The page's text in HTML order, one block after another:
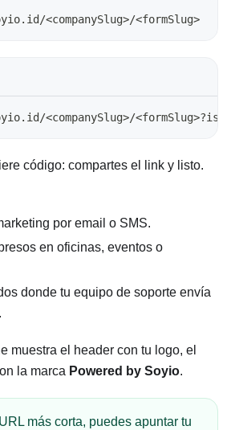
<companySlug>/<formSlug>
<companySlug>/
código: compartes el link y listo.
por email o SMS.
en oficinas, eventos o
donde tu equipo de soporte envía
muestra el header con tu logo, el
la marca Powered by Soyio.
más corta, puedes apuntar tu